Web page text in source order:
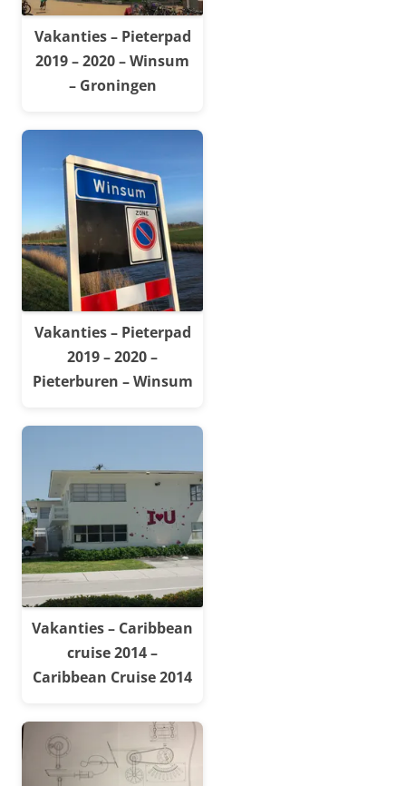
Vakanties – Pieterpad
2019 – 2020 – Winsum
– Groningen
Vakanties – Pieterpad
2019 – 2020 –
Pieterburen – Winsum
Vakanties – Caribbean
cruise 2014 –
Caribbean Cruise 2014